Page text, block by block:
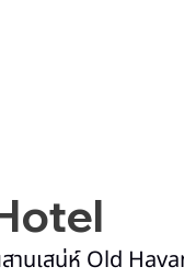
านเสน่ห์ Old